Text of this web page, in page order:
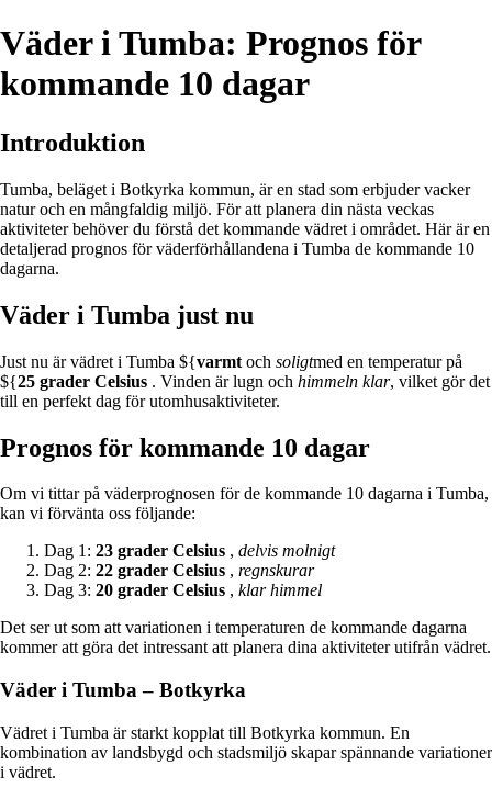
Väder i Tumba: Prognos för
kommande 10 dagar
Introduktion
Tumba, beläget i Botkyrka kommun, är en stad som erbjuder vacker
natur och en mångfaldig miljö. För att planera din nästa veckas
aktiviteter behöver du förstå det kommande vädret i området. Här är en
detaljerad prognos för väderförhållandena i Tumba de kommande 10
dagarna.
Väder i Tumba just nu
Just nu är vädret i Tumba ${varmt och soligtmed en temperatur på
${25 grader Celsius . Vinden är lugn och himmeln klar, vilket gör det
till en perfekt dag för utomhusaktiviteter.
Prognos för kommande 10 dagar
Om vi tittar på väderprognosen för de kommande 10 dagarna i Tumba,
kan vi förvänta oss följande:
Dag 1: 23 grader Celsius , delvis molnigt
Dag 2: 22 grader Celsius , regnskurar
Dag 3: 20 grader Celsius , klar himmel
Det ser ut som att variationen i temperaturen de kommande dagarna
kommer att göra det intressant att planera dina aktiviteter utifrån vädret.
Väder i Tumba – Botkyrka
Vädret i Tumba är starkt kopplat till Botkyrka kommun. En
kombination av landsbygd och stadsmiljö skapar spännande variationer
i vädret.